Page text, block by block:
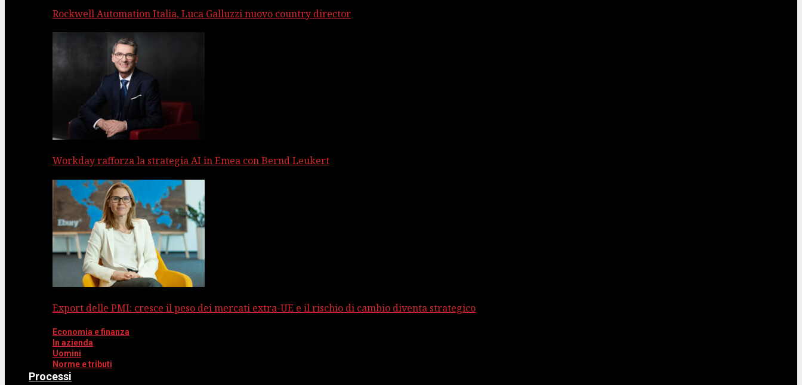
Rockwell Automation Italia, Luca Galluzzi nuovo country director
Workday rafforza la strategia AI in Emea con Bernd Leukert
Export delle PMI: cresce il peso dei mercati extra-UE e il rischio di cambio diventa strategico
Economia e finanza
In azienda
Uomini
Norme e tributi
Processi